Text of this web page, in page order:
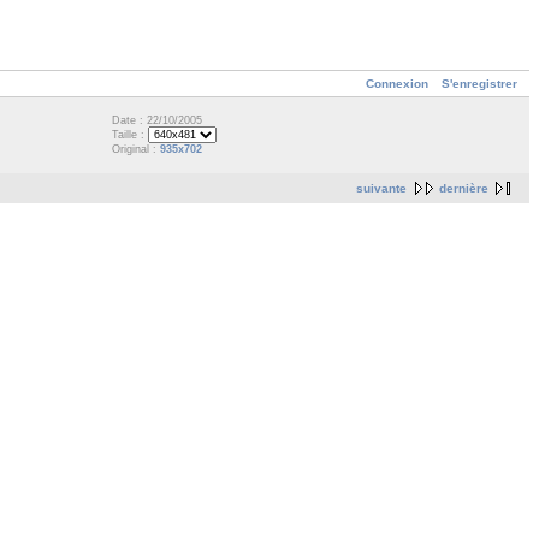
Connexion S'enregistrer
Date : 22/10/2005
Taille :
Original : 935x702
suivante dernière